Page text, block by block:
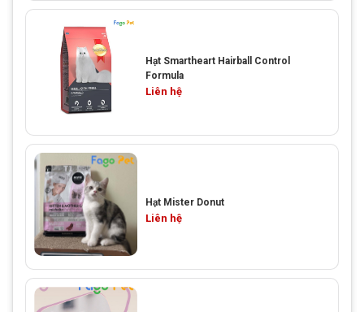
Hạt Smartheart Hairball Control
Formula
Liên hệ
Hạt Mister Donut
Liên hệ